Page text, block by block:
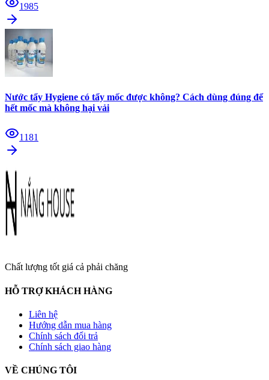
1985
Nước tẩy Hygiene có tẩy mốc được không? Cách dùng đúng để
hết mốc mà không hại vải
1181
Chất lượng tốt giá cả phải chăng
HỖ TRỢ KHÁCH HÀNG
Liên hệ
Hướng dẫn mua hàng
Chính sách đổi trả
Chính sách giao hàng
VỀ CHÚNG TÔI